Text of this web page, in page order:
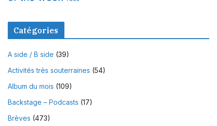
Catégories
A side / B side (39)
Activités très souterraines (54)
Album du mois (109)
Backstage – Podcasts (17)
Brèves (473)